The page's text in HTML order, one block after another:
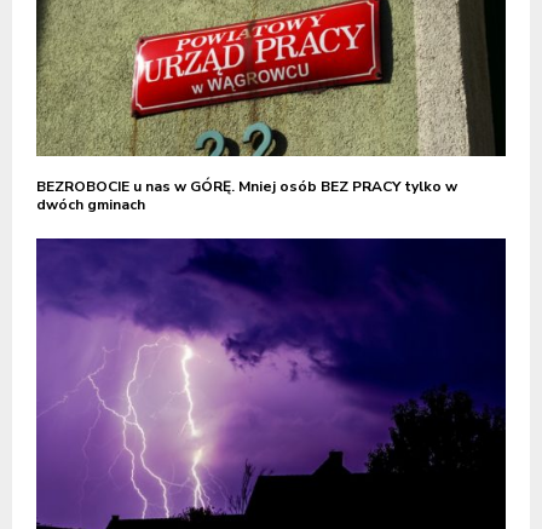
BEZROBOCIE u nas w GÓRĘ. Mniej osób BEZ PRACY tylko w
dwóch gminach